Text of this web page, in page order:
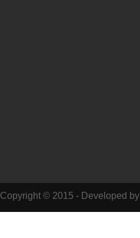
Copyright © 2015 - Developed by